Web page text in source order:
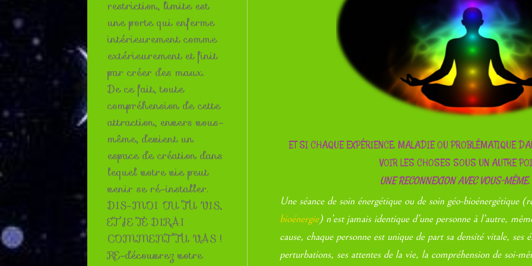
ET SI CHAQUE EXPÉRIENCE, MALADIE OU PROBLÉMATIQUE
VOIR LES CHOSES SOUS UN AUTRE
UNE RECONNEXION AVEC VOUS-
Une séance de soin énergétique ou de soin géo-bioénergétique
bioénergie) n’est jamais identique d’une personne à l’autre,
cause, chaque personne est unique de part sa densité vitale, ses
perturbations, ses attentes de la vie, la compréhension de soi-
restriction, limite est
une porte qui enferme
intérieurement comme
extérieurement et finit
par créer des maux.
De ce fait, toute
compréhension de cette
attraction, envers vous-
même, devient un
espace de création dans
lequel votre vie peut
venir se ré-installer.
DIS-MOI OU TU VIS,
ET JE TE DIRAI
COMMENT TU VAS !
RE-découvrez votre